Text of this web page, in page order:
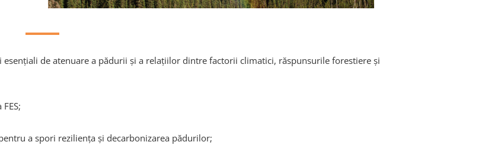
de atenuare a pădurii și a relațiilor dintre factorii climatici, răspunsurile forestiere și
a spori reziliența și decarbonizarea pădurilor;